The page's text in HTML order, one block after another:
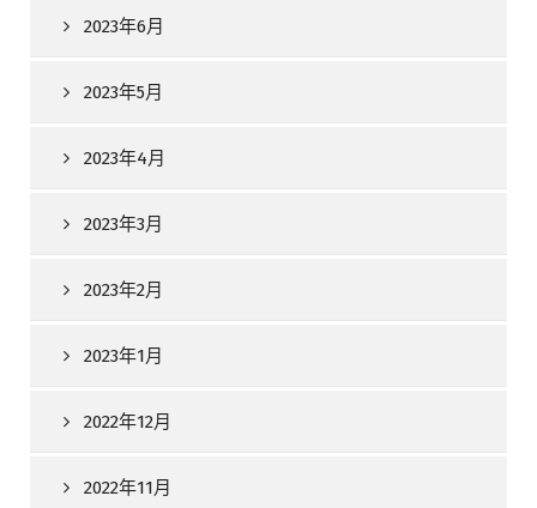
2023年6月
2023年5月
2023年4月
2023年3月
2023年2月
2023年1月
2022年12月
2022年11月